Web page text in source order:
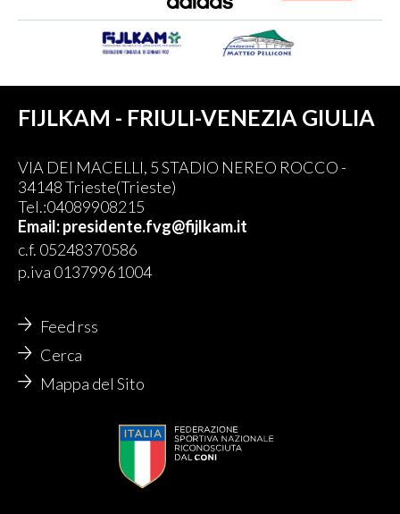
FIJLKAM - FRIULI-VENEZIA GIULIA
VIA DEI MACELLI, 5 STADIO NEREO ROCCO -
34148 Trieste(Trieste)
Tel.:04089908215
Email: presidente.fvg@fijlkam.it
c.f. 05248370586
p.iva 01379961004
Feed rss
Cerca
Mappa del Sito